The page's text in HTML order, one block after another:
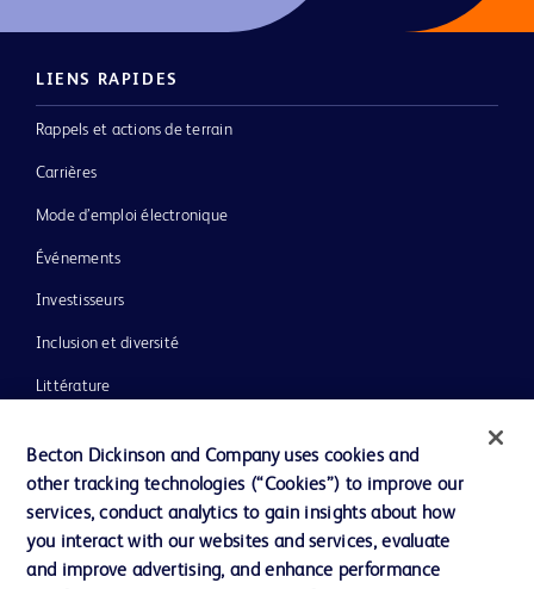
LIENS RAPIDES
Rappels et actions de terrain
Carrières
Mode d’emploi électronique
Événements
Investisseurs
Inclusion et diversité
Littérature
Notre entreprise
Éthique et conformité
Becton Dickinson and Company uses cookies and
other tracking technologies (“Cookies”) to improve our
services, conduct analytics to gain insights about how
you interact with our websites and services, evaluate
and improve advertising, and enhance performance